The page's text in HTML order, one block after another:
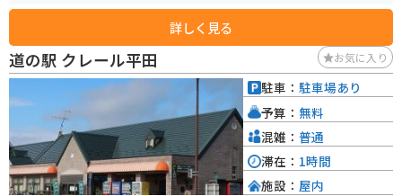
す。
詳しく見る
道の駅 クレール平田 お気に入り
駐車： 駐車場あり
予算： 無料
混雑： 普通
滞在： 1時間
施設： 屋内